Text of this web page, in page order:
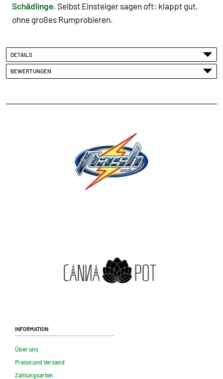
Schädlinge. Selbst Einsteiger sagen oft: klappt gut,
ohne großes Rumprobieren.
DETAILS
BEWERTUNGEN
Information
Über uns
Preise und Versand
Zahlungsarten